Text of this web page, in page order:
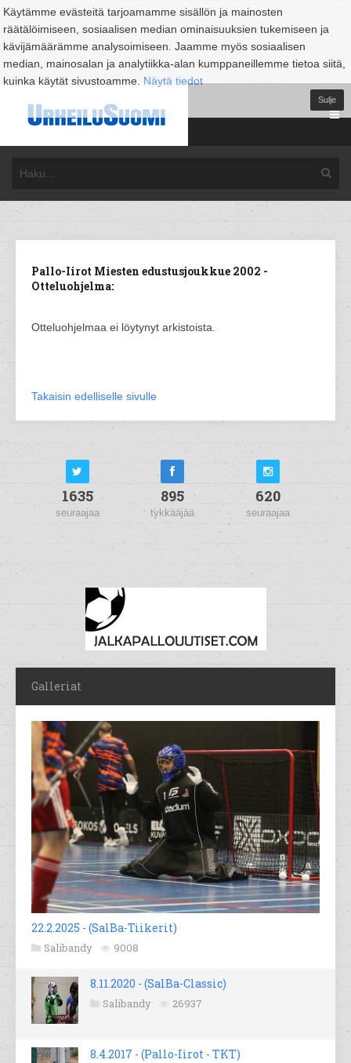
Käytämme evästeitä tarjoamamme sisällön ja mainosten
räätälöimiseen, sosiaalisen median ominaisuuksien tukemiseen ja
kävijämäärämme analysoimiseen. Jaamme myös sosiaalisen
median, mainosalan ja analytiikka-alan kumppaneillemme tietoa siitä,
kuinka käytät sivustoamme. Näytä tiedot
Sulje
Pallo-Iirot Miesten edustusjoukkue 2002 -
Otteluohjelma:
Otteluohjelmaa ei löytynyt arkistoista.
Takaisin edelliselle sivulle
1635
seuraajaa
895
tykkääjää
620
seuraajaa
Galleriat
22.2.2025 - (SalBa-Tiikerit)
Salibandy 9008
8.11.2020 - (SalBa-Classic)
Salibandy 26937
8.4.2017 - (Pallo-Iirot - TKT)